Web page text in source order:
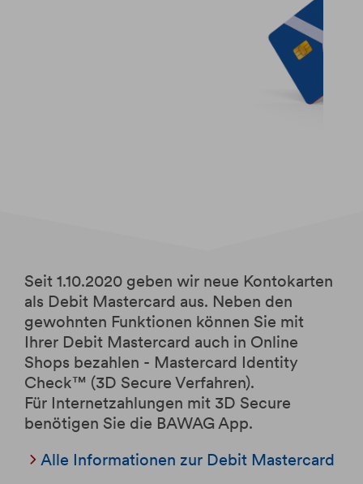
Seit 1.10.2020 geben wir neue Kontokarten
als Debit Mastercard aus. Neben den
gewohnten Funktionen können Sie mit
Ihrer Debit Mastercard auch in Online
Shops bezahlen - Mastercard Identity
Check™ (3D Secure Verfahren).
Für Internetzahlungen mit 3D Secure
benötigen Sie die BAWAG App.
Alle Informationen zur Debit Mastercard